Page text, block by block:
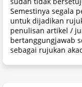
Semestinya segala
untuk dijadikan
penulisan artikel /
bertanggungjawab
sebagai rujukan